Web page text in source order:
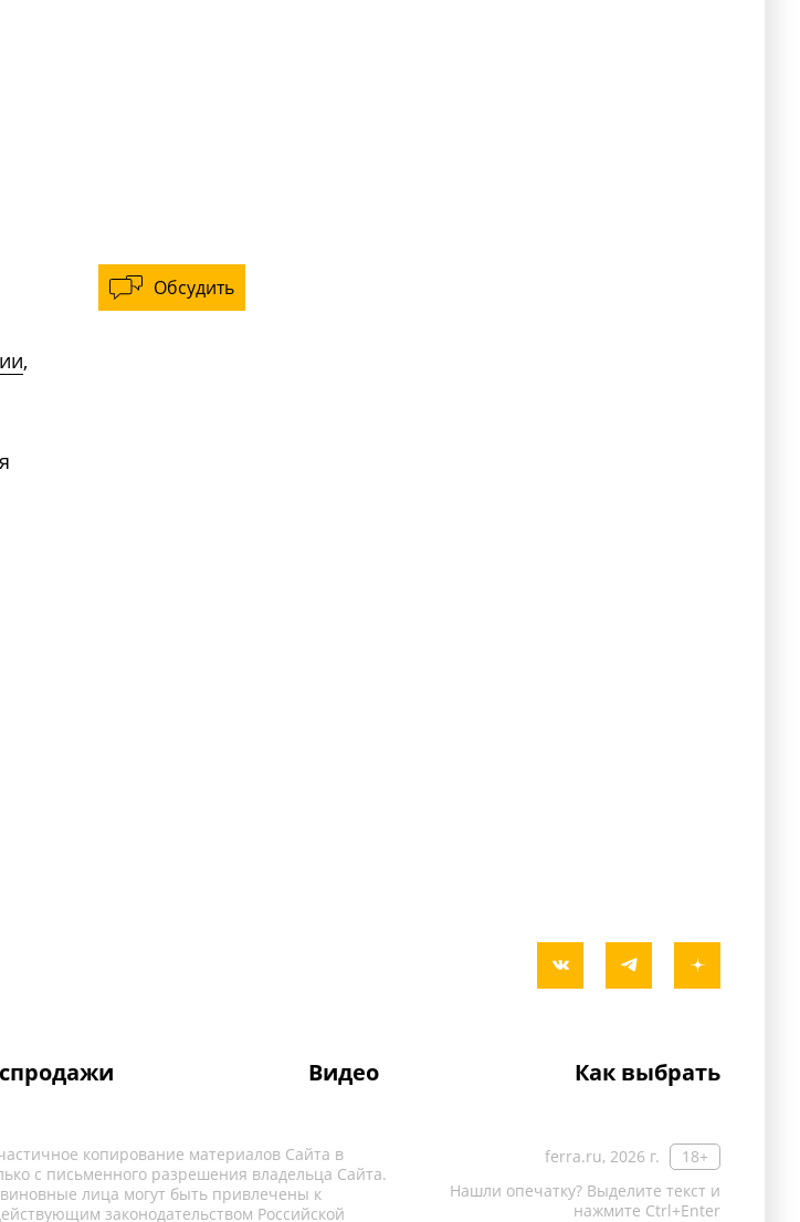
Обсудить
,
Видео Как выбрать
ferra.ru, 2026 г.
18+
Нашли опечатку? Выделите текст и
нажмите Ctrl+Enter
копирование материалов Сайта в
с письменного разрешения владельца Сайта.
лица могут быть привлечены к
законодательством Российской